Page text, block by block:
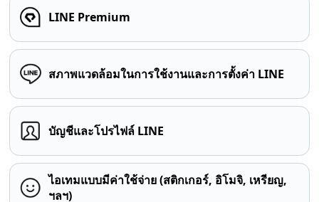
LINE Premium
สภาพแวดล้อมในการใช้งานและการตั้งค่า LINE
บัญชีและโปรไฟล์ LINE
ไอเทมแบบมีค่าใช้จ่าย (สติกเกอร์, อิโมจิ, เหรียญ,
ฯลฯ)